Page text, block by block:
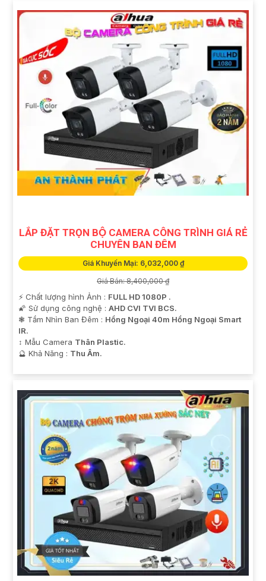
LẮP ĐẶT TRỌN BỘ CAMERA CÔNG TRÌNH GIÁ RẺ
CHUYÊN BAN ĐÊM
Giá Khuyến Mại: 6,032,000 ₫
Giá Bán: 8,400,000 ₫
️⚡ Chất lượng hình Ảnh : FULL HD 1080P .
🌠 Sử dụng công nghệ : AHD CVI TVI BCS.
❃ Tầm Nhìn Ban Đêm : Hồng Ngoại 40m Hồng Ngoại Smart
IR.
↕️ Mẫu Camera Thân Plastic.
️🔮 Khả Năng : Thu Âm.